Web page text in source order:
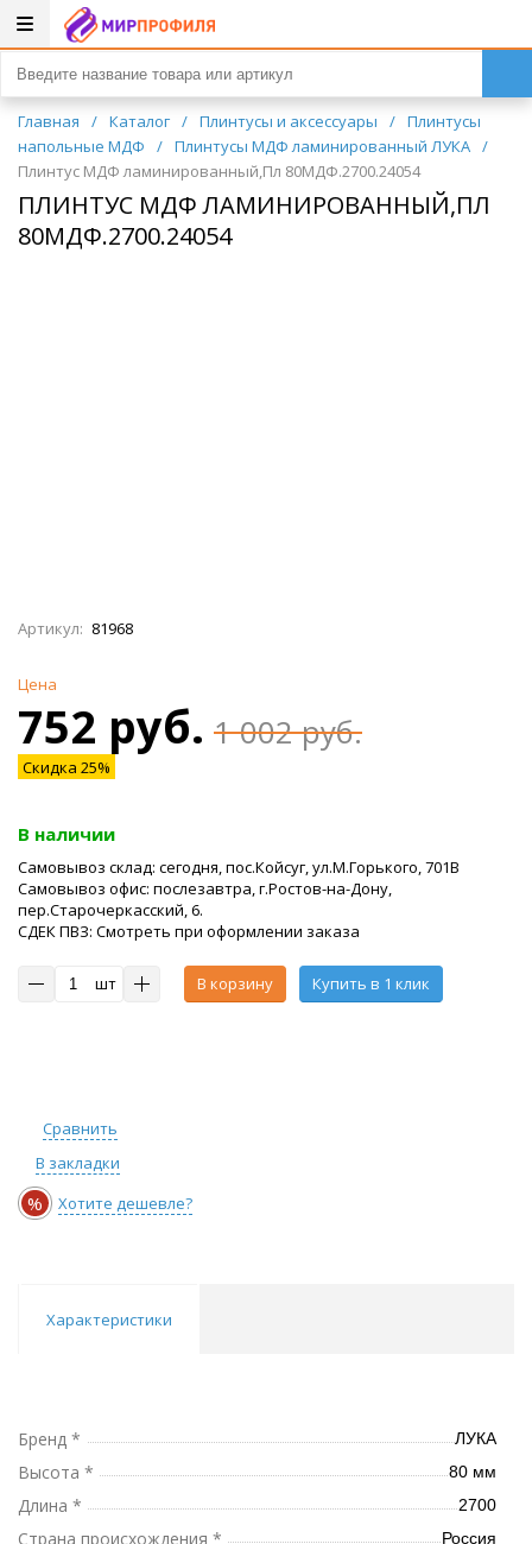
Главная / Каталог / Плинтусы и аксессуары / Плинтусы
напольные МДФ
/ Плинтусы МДФ ламинированный ЛУКА /
Плинтус МДФ ламинированный,Пл 80МДФ.2700.24054
ПЛИНТУС МДФ ЛАМИНИРОВАННЫЙ,ПЛ
80МДФ.2700.24054
Артикул: 81968
Цена
752 руб. 1 002 руб.
Скидка 25%
В наличии
Самовывоз склад: сегодня, пос.Койсуг, ул.М.Горького, 701В
Самовывоз офис: послезавтра, г.Ростов-на-Дону,
пер.Старочеркасский, 6.
СДЕК ПВЗ: Смотреть при оформлении заказа
шт В корзину Купить в 1 клик
Сравнить
В закладки
% Хотите дешевле?
Характеристики
Бренд * ЛУКА
Высота * 80 мм
Длина * 2700
Страна происхождения * Россия